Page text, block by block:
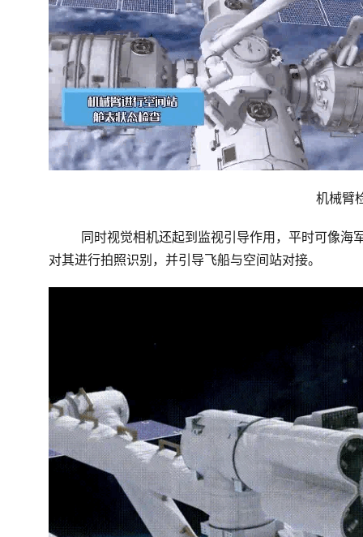
机械臂
同时视觉相机还起到监视引导作用，平时可像
对其进行拍照识别，并引导飞船与空间站对接。